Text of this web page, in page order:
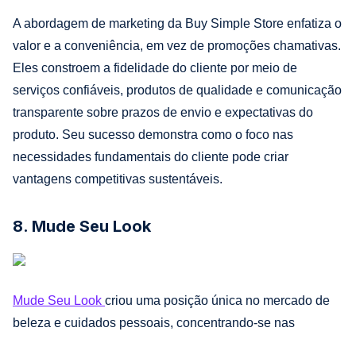
A abordagem de marketing da Buy Simple Store enfatiza o
valor e a conveniência, em vez de promoções chamativas.
Eles constroem a fidelidade do cliente por meio de
serviços confiáveis, produtos de qualidade e comunicação
transparente sobre prazos de envio e expectativas do
produto. Seu sucesso demonstra como o foco nas
necessidades fundamentais do cliente pode criar
vantagens competitivas sustentáveis.
8. Mude Seu Look
Mude Seu Look criou uma posição única no mercado de
beleza e cuidados pessoais, concentrando-se nas